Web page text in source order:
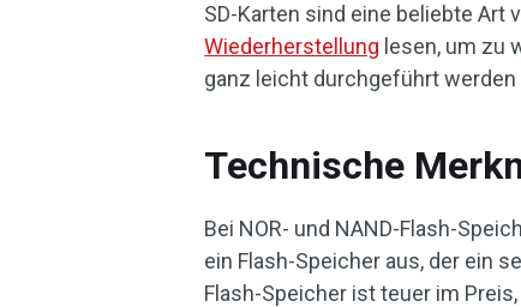
SD-Karten sind eine beliebte Art
Wiederherstellung lesen, um zu
ganz leicht durchgeführt werden
Technische
Bei NOR- und NAND-Flash-
ein Flash-Speicher aus, der ein
Flash-Speicher ist teuer im